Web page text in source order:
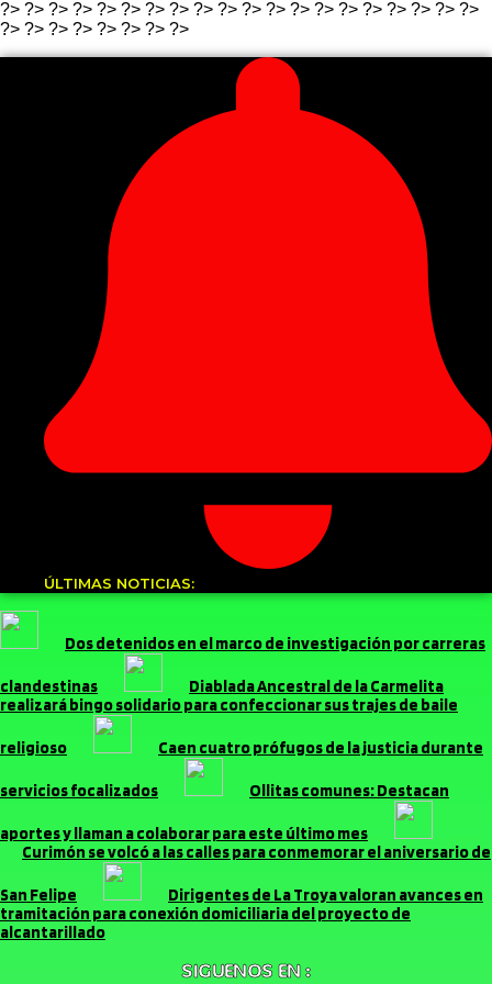
?> ?> ?> ?> ?> ?> ?> ?> ?> ?> ?> ?> ?> ?> ?> ?> ?> ?> ?> ?>
?> ?> ?> ?> ?> ?> ?> ?>
ÚLTIMAS NOTICIAS:
Dos detenidos en el marco de investigación por carreras
clandestinas
Diablada Ancestral de la Carmelita
realizará bingo solidario para confeccionar sus trajes de baile
religioso Caen cuatro prófugos de la justicia durante
servicios focalizados Ollitas comunes: Destacan
aportes y llaman a colaborar para este último mes
Curimón se volcó a las calles para conmemorar el aniversario de
San Felipe
Dirigentes de La Troya valoran avances en
tramitación para conexión domiciliaria del proyecto de
alcantarillado
SIGUENOS EN :